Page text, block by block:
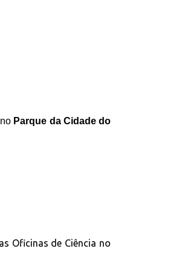
Parque da Cidade do
Oficinas de Ciência no